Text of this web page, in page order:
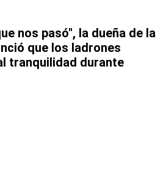
nos pasó", la dueña de la
que los ladrones
tranquilidad durante